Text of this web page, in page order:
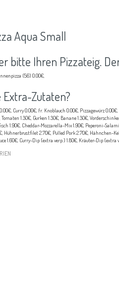
Aqua Small
bitte Ihren Pizzateig.
(56) 0.00€,
Extra-Zutaten?
Curry 0.00€, fr. Knoblauch 0.00€, Pizzagewürz
1.30€, Gurken 1.30€, Banane 1.30€,
1.90€, Cheddar-Mozzarella-Mix 1.90€, Peperoni-
Hühnerbrustfilet 2.70€, Pulled Pork 2.70€, Hähnchen-
1.60€, Curry-Dip (extra verp.) 1.80€, Kräuter-Dip